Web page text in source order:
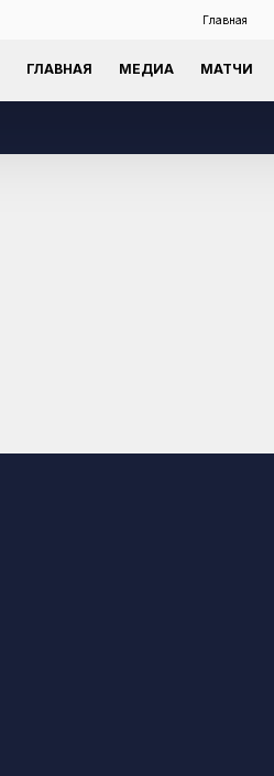
Главная
ГЛАВНАЯ МЕДИА МАТЧИ